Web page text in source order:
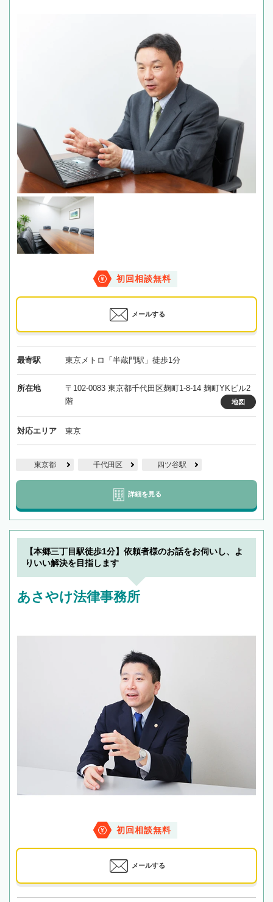
初回相談無料
メールする
最寄駅 東京メトロ「半蔵門駅」徒歩1分
所在地
〒102-0083 東京都千代田区麹町1-8-14 麹町YKビル2
階
地図
対応エリア 東京
東京都 千代田区 四ツ谷駅
詳細を見る
【本郷三丁目駅徒歩1分】依頼者様のお話をお伺いし、よ
りいい解決を目指します
あさやけ法律事務所
初回相談無料
メールする